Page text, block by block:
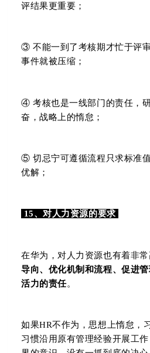
评结果更重要；
③ 不能一到了考核期才忙于评
事件就被压缩；
④ 考核也是一线部门的责任，
奋，战略上的惰怠；
⑤ 切忌宁可遵循流程只求标准
优解；
15、对人力资源的要求
在华为，对人力资源也有着非常
导向、优化机制和流程、促进
活力的责任。
如果HR不作为，思想上惰怠，
习惯沿用原有管理经验开展工